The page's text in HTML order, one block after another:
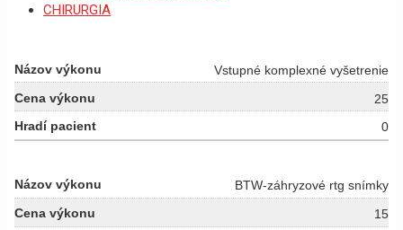
CHIRURGIA
Vstupné komplexné vyšetrenie
25
0
BTW-záhryzové rtg snímky
15